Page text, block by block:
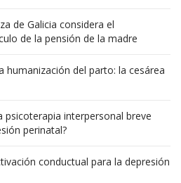
de Galicia considera el
de la pensión de la madre
humanización del parto: la cesárea
psicoterapia interpersonal breve
perinatal?
conductual para la depresión